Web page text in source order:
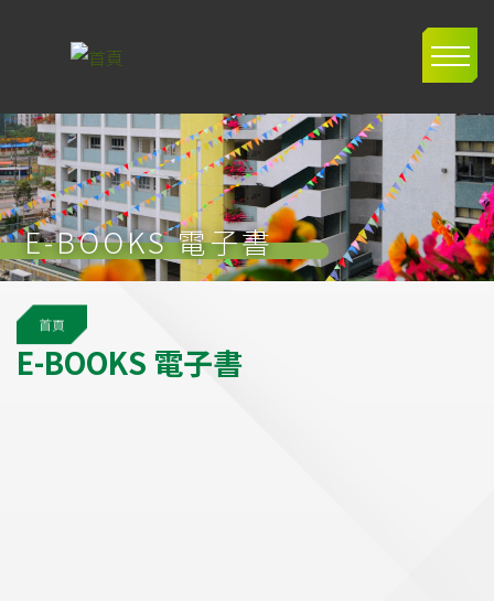
E-BOOKS 電子書
導
航
首頁
E-BOOKS 電子書